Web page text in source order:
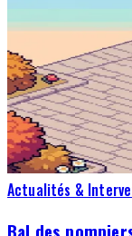
Actualités &
Bal des